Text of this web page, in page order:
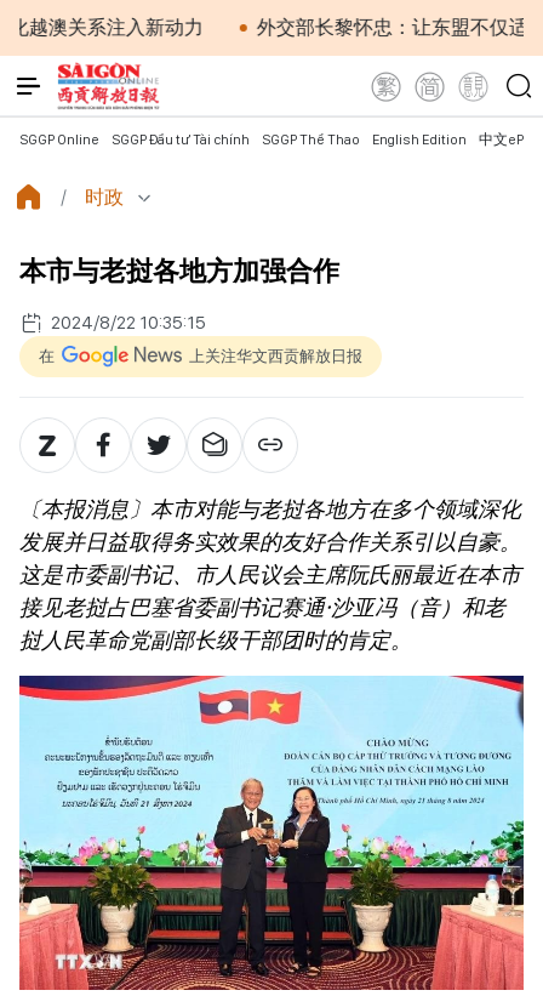
澳关系注入新动力 外交部长黎怀忠：让东盟不仅适应
SGGP Online SGGP Đầu tư Tài chính SGGP Thể Thao English Edition 中文
时政
本市与老挝各地方加强合作
2024/8/22 10:35:15
在 上关注华文西贡解放日报
〔本报消息〕本市对能与老挝各地方在多个领域深化
发展并日益取得务实效果的友好合作关系引以自豪。
这是市委副书记、市人民议会主席阮氏丽最近在本市
接见老挝占巴塞省委副书记赛通·沙亚冯（音）和老
挝人民革命党副部长级干部团时的肯定。